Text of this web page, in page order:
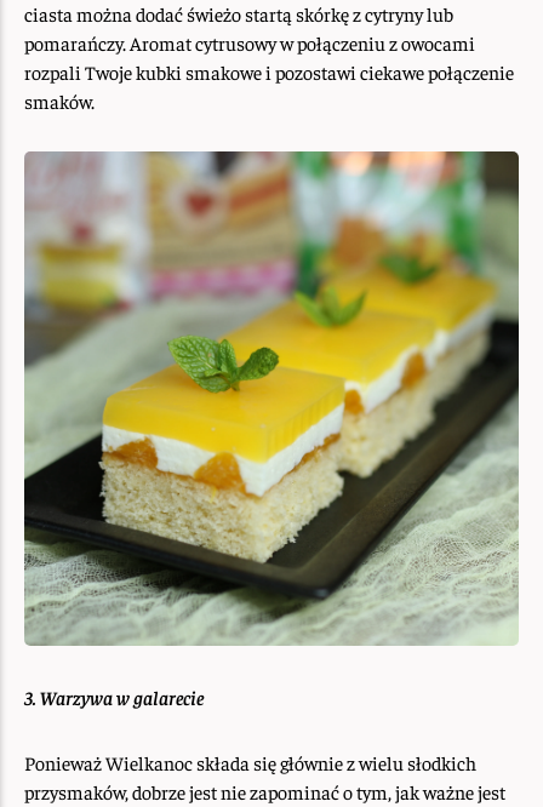
ciasta można dodać świeżo startą skórkę z cytryny lub
pomarańczy. Aromat cytrusowy w połączeniu z owocami
rozpali Twoje kubki smakowe i pozostawi ciekawe połączenie
smaków.
3. Warzywa w galarecie
Ponieważ Wielkanoc składa się głównie z wielu słodkich
przysmaków, dobrze jest nie zapominać o tym, jak ważne jest